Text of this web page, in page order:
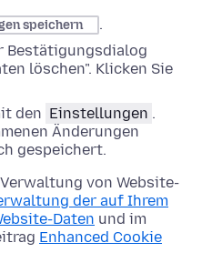
speichern
.
Bestätigungsdialog
löschen". Klicken Sie
den Einstellungen .
Änderungen
gespeichert.
von Website-
der auf Ihrem
Daten und im
Enhanced Cookie